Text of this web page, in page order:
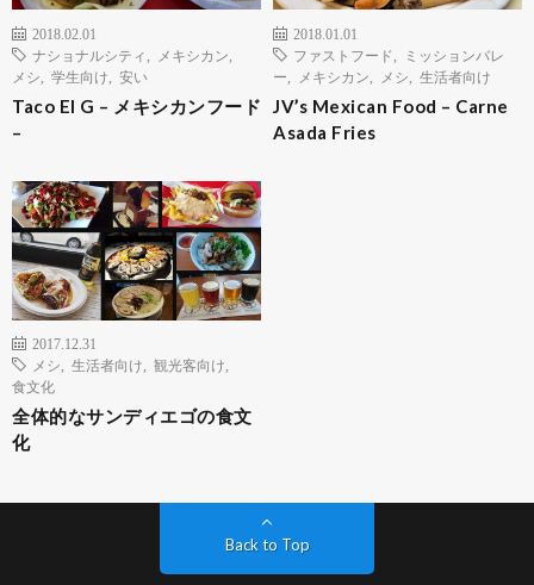
2018.02.01
ナショナルシティ
メキシカン
メシ
学生向け 安い
Taco El G – メキシカンフード
–
2018.01.01
ファストフード
ミッションバレ
ー
メキシカン メシ 生活者向け
JV’s Mexican Food – Carne
Asada Fries
2017.12.31
メシ
生活者向け 観光客向け
食文化
全体的なサンディエゴの食文
化
Back to Top